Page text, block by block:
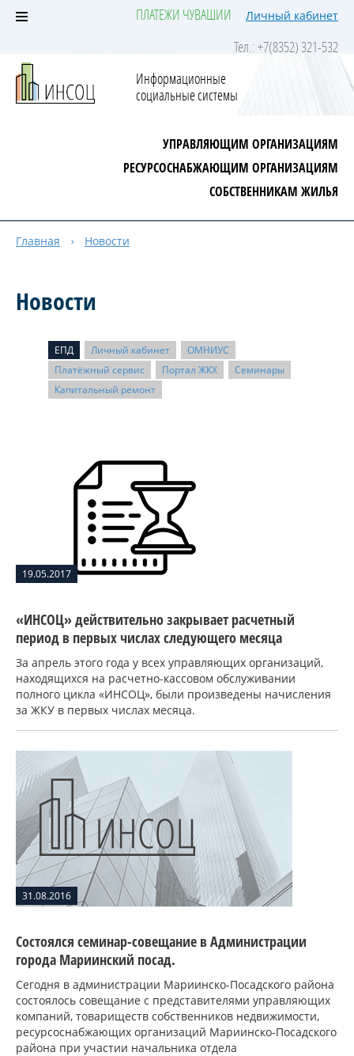
ПЛАТЕЖИ ЧУВАШИИ Личный кабинет
Тел.: +7(8352) 321-532
Информационные
социальные системы
УПРАВЛЯЮЩИМ ОРГАНИЗАЦИЯМ
РЕСУРСОСНАБЖАЮЩИМ ОРГАНИЗАЦИЯМ
СОБСТВЕННИКАМ ЖИЛЬЯ
Главная Новости
Новости
ЕПД Личный кабинет
ОМНИУС
Платёжный сервис
Портал ЖКХ
Семинары
Капитальный ремонт
19.05.2017
«ИНСОЦ» действительно закрывает расчетный
период в первых числах следующего месяца
За апрель этого года у всех управляющих организаций,
находящихся на расчетно-кассовом обслуживании
полного цикла «ИНСОЦ», были произведены начисления
за ЖКУ в первых числах месяца.
31.08.2016
Состоялся семинар-совещание в Администрации
города Мариинский посад.
Сегодня в администрации Мариинско-Посадского района
состоялось совещание с представителями управляющих
компаний, товариществ собственников недвижимости,
ресурсоснабжающих организаций Мариинско-Посадского
района при участии начальника отдела